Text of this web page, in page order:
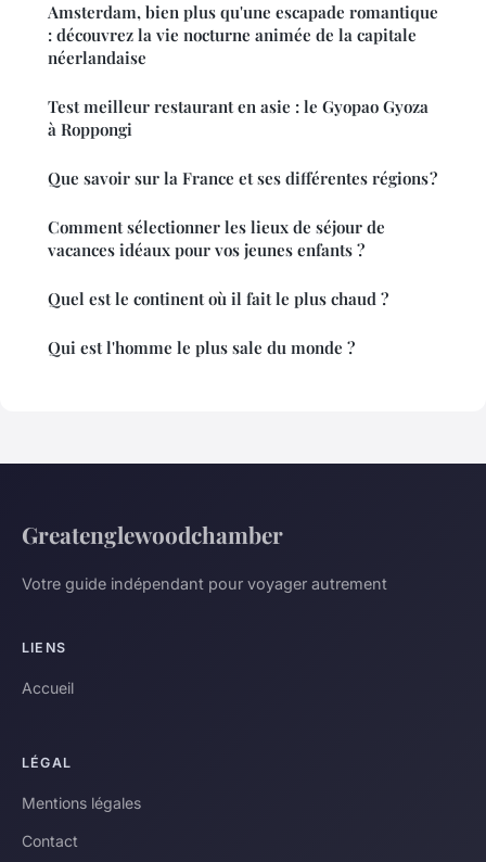
Amsterdam, bien plus qu'une escapade romantique
: découvrez la vie nocturne animée de la capitale
néerlandaise
Test meilleur restaurant en asie : le Gyopao Gyoza
à Roppongi
Que savoir sur la France et ses différentes régions ?
Comment sélectionner les lieux de séjour de
vacances idéaux pour vos jeunes enfants ?
Quel est le continent où il fait le plus chaud ?
Qui est l'homme le plus sale du monde ?
Greatenglewoodchamber
Votre guide indépendant pour voyager autrement
LIENS
Accueil
LÉGAL
Mentions légales
Contact